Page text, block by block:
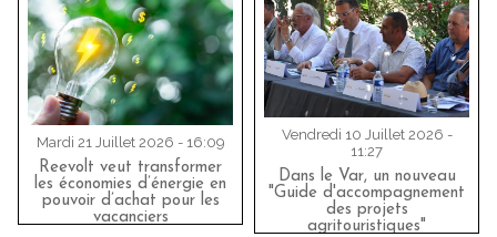
Mardi 21 Juillet 2026 - 16:09
Reevolt veut transformer
les économies d’énergie en
pouvoir d’achat pour les
vacanciers
Vendredi 10 Juillet 2026 -
11:27
Dans le Var, un nouveau
"Guide d'accompagnement
des projets
agritouristiques"